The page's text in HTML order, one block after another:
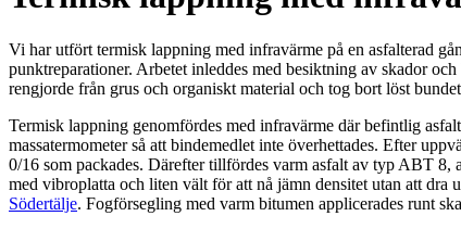
Vi har utfört termisk lappning med infravärme på en asfalterad
punktreparationer. Arbetet inleddes med besiktning av skador
rengjorde från grus och organiskt material och tog bort löst
Termisk lappning genomfördes med infravärme där befintlig
massatermometer så att bindemedlet inte överhettades. Efter
0/16 som packades. Därefter tillfördes varm asfalt av typ ABT 8,
med vibroplatta och liten vält för att nå jämn densitet utan att dra
Södertälje. Fogförsegling med varm bitumen applicerades runt